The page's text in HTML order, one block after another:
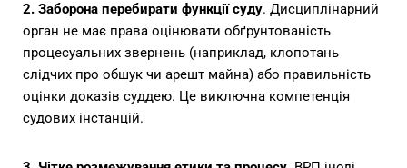
2. Заборона перебирати функції суду. Дисциплінарний
орган не має права оцінювати обґрунтованість
процесуальних звернень (наприклад, клопотань
слідчих про обшук чи арешт майна) або правильність
оцінки доказів суддею. Це виключна компетенція
судових інстанцій.